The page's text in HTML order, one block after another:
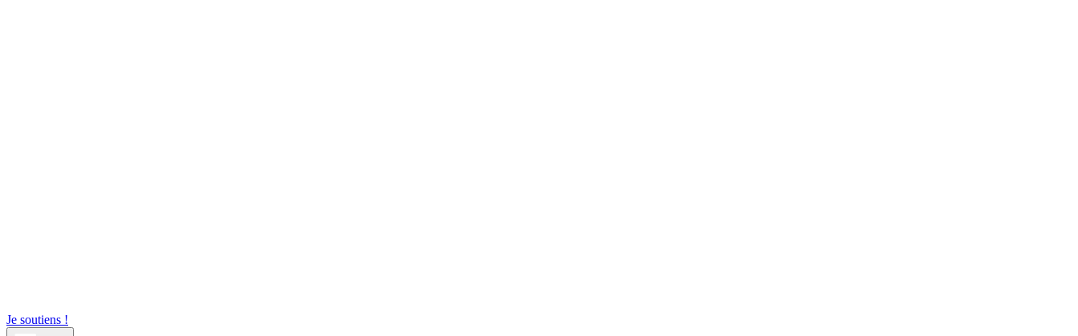
Je soutiens !